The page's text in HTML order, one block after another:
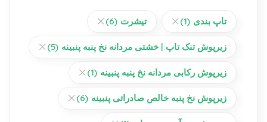
تاپ بندی (1) تیشرت (6)
زیرپوش تنک تاپ | خشتی مردانه نخ پنبه پنبینه (5)
زیرپوش رکابی مردانه نخ پنبه پنبینه (1)
زیرپوش نخ پنبه خالص صادراتی پنبینه (6)